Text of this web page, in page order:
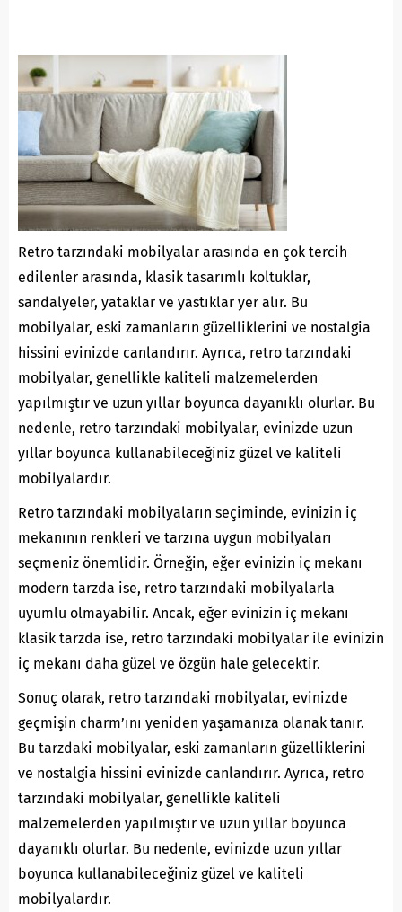
Retro tarzındaki mobilyalar arasında en çok tercih
edilenler arasında, klasik tasarımlı koltuklar,
sandalyeler, yataklar ve yastıklar yer alır. Bu
mobilyalar, eski zamanların güzelliklerini ve nostalgia
hissini evinizde canlandırır. Ayrıca, retro tarzındaki
mobilyalar, genellikle kaliteli malzemelerden
yapılmıştır ve uzun yıllar boyunca dayanıklı olurlar. Bu
nedenle, retro tarzındaki mobilyalar, evinizde uzun
yıllar boyunca kullanabileceğiniz güzel ve kaliteli
mobilyalardır.
Retro tarzındaki mobilyaların seçiminde, evinizin iç
mekanının renkleri ve tarzına uygun mobilyaları
seçmeniz önemlidir. Örneğin, eğer evinizin iç mekanı
modern tarzda ise, retro tarzındaki mobilyalarla
uyumlu olmayabilir. Ancak, eğer evinizin iç mekanı
klasik tarzda ise, retro tarzındaki mobilyalar ile evinizin
iç mekanı daha güzel ve özgün hale gelecektir.
Sonuç olarak, retro tarzındaki mobilyalar, evinizde
geçmişin charm’ını yeniden yaşamanıza olanak tanır.
Bu tarzdaki mobilyalar, eski zamanların güzelliklerini
ve nostalgia hissini evinizde canlandırır. Ayrıca, retro
tarzındaki mobilyalar, genellikle kaliteli
malzemelerden yapılmıştır ve uzun yıllar boyunca
dayanıklı olurlar. Bu nedenle, evinizde uzun yıllar
boyunca kullanabileceğiniz güzel ve kaliteli
mobilyalardır.